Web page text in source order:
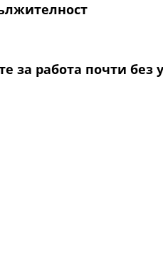
за работа почти без